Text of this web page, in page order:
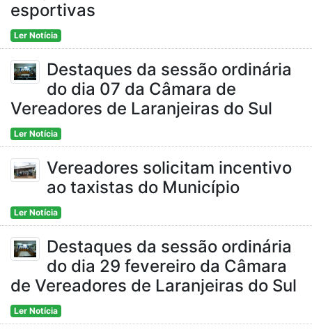
esportivas
Ler Notícia
Destaques da sessão ordinária
do dia 07 da Câmara de
Vereadores de Laranjeiras do Sul
Ler Notícia
Vereadores solicitam incentivo
ao taxistas do Município
Ler Notícia
Destaques da sessão ordinária
do dia 29 fevereiro da Câmara
de Vereadores de Laranjeiras do Sul
Ler Notícia